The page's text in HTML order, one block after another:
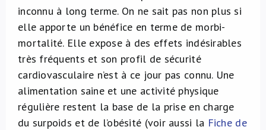
inconnu à long terme. On ne sait pas non plus si
elle apporte un bénéfice en terme de morbi-
mortalité. Elle expose à des effets indésirables
très fréquents et son profil de sécurité
cardiovasculaire n’est à ce jour pas connu. Une
alimentation saine et une activité physique
régulière restent la base de la prise en charge
du surpoids et de l’obésité (voir aussi la Fiche de